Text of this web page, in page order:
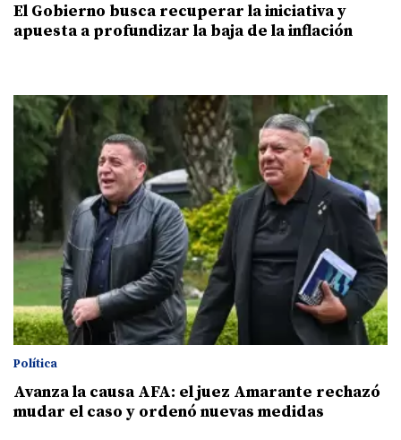
El Gobierno busca recuperar la iniciativa y
apuesta a profundizar la baja de la inflación
Política
Avanza la causa AFA: el juez Amarante rechazó
mudar el caso y ordenó nuevas medidas